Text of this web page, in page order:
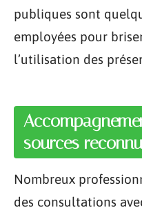
publiques sont
employées pour
l’utilisation des
sources
Nombreux
des consultations